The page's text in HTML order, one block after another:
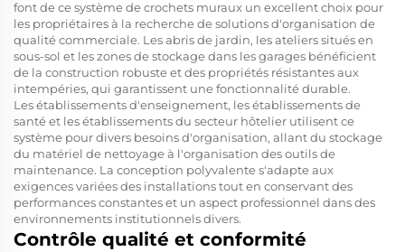
font de ce système de crochets muraux un excellent choix pour
les propriétaires à la recherche de solutions d'organisation de
qualité commerciale. Les abris de jardin, les ateliers situés en
sous-sol et les zones de stockage dans les garages bénéficient
de la construction robuste et des propriétés résistantes aux
intempéries, qui garantissent une fonctionnalité durable.
Les établissements d'enseignement, les établissements de
santé et les établissements du secteur hôtelier utilisent ce
système pour divers besoins d'organisation, allant du stockage
du matériel de nettoyage à l'organisation des outils de
maintenance. La conception polyvalente s'adapte aux
exigences variées des installations tout en conservant des
performances constantes et un aspect professionnel dans des
environnements institutionnels divers.
Contrôle qualité et conformité